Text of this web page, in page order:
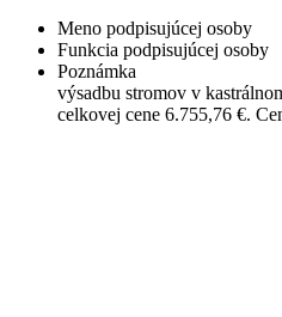
Meno podpisujúcej osoby
Funkcia podpisujúcej osoby
Poznámka
výsadbu stromov v
celkovej cene 6.755,76 €.